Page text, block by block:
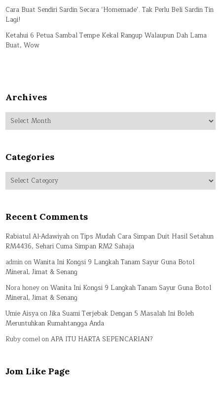
Cara Buat Sendiri Sardin Secara ‘Homemade’. Tak Perlu Beli Sardin Tin
Lagi!
Ketahui 6 Petua Sambal Tempe Kekal Rangup Walaupun Dah Lama
Buat, Wow
Archives
Archives
Categories
Categories
Recent Comments
Rabiatul Al-AdawiyahonTips Mudah Cara Simpan Duit Hasil Setahun
RM4436, Sehari Cuma Simpan RM2 Sahaja
adminonWanita Ini Kongsi 9 Langkah Tanam Sayur Guna Botol
Mineral, Jimat & Senang
Nora honeyonWanita Ini Kongsi 9 Langkah Tanam Sayur Guna Botol
Mineral, Jimat & Senang
Umie AisyaonJika Suami Terjebak Dengan 5 Masalah Ini Boleh
Meruntuhkan Rumahtangga Anda
Ruby comelonAPA ITU HARTA SEPENCARIAN?
Jom Like Page